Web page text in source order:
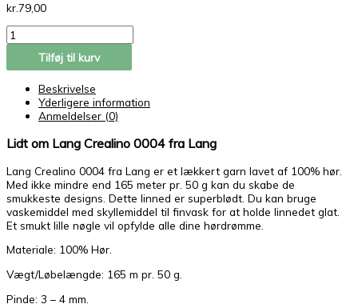
kr.79,00
Tilføj til kurv
Beskrivelse
Yderligere information
Anmeldelser (0)
Lidt om Lang Crealino 0004 fra Lang
Lang Crealino 0004 fra Lang er et lækkert garn lavet af 100% hør.
Med ikke mindre end 165 meter pr. 50 g kan du skabe de
smukkeste designs. Dette linned er superblødt. Du kan bruge
vaskemiddel med skyllemiddel til finvask for at holde linnedet glat.
Et smukt lille nøgle vil opfylde alle dine hørdrømme.
Materiale: 100% Hør.
Vægt/Løbelængde: 165 m pr. 50 g.
Pinde: 3 – 4 mm.